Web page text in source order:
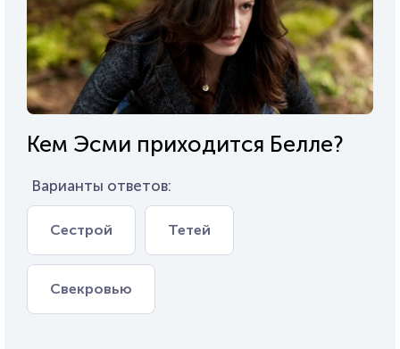
Кем Эсми приходится Белле?
Варианты ответов:
Сестрой Тетей
Свекровью